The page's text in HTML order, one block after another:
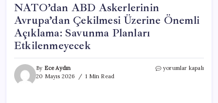
NATO’dan ABD Askerlerinin
Avrupa’dan Çekilmesi Üzerine Önemli
Açıklama: Savunma Planları
Etkilenmeyecek
By Ece Aydın
20 Mayıs 2026
1 Min Read
NATO’dan
yorumlar kapalı